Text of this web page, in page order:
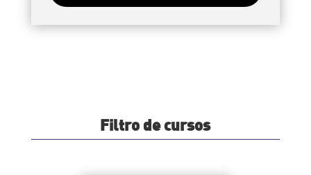
Filtro de cursos